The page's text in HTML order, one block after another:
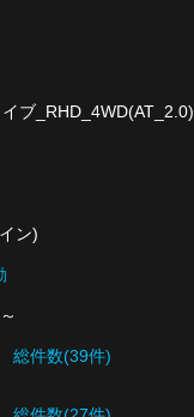
ブ_RHD_4WD(AT_2.0)
ン)
総件数(39件)